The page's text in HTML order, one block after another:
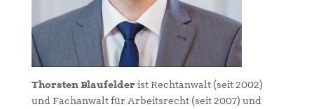
Thorsten Blaufelder ist Rechtanwalt (seit 2002)
und Fachanwalt für Arbeitsrecht (seit 2007) und